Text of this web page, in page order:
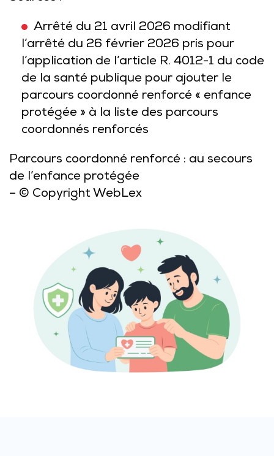
Arrêté du 21 avril 2026 modifiant
l’arrêté du 26 février 2026 pris pour
l’application de l’article R. 4012-1 du code
de la santé publique pour ajouter le
parcours coordonné renforcé « enfance
protégée » à la liste des parcours
coordonnés renforcés
Parcours coordonné renforcé : au secours
de l’enfance protégée
– © Copyright WebLex